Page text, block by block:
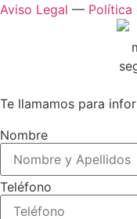
Aviso Legal — Política
Te llamamos para
Nombre
Teléfono